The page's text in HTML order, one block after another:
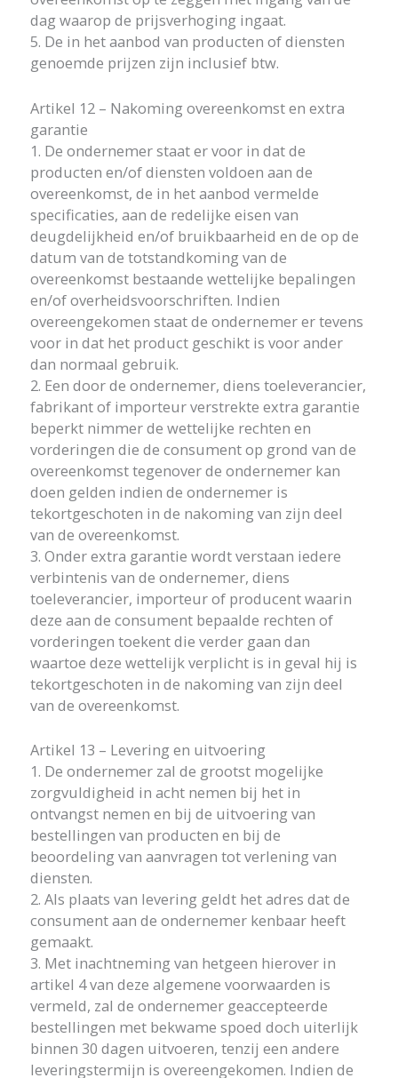
dag waarop de prijsverhoging ingaat.
5. De in het aanbod van producten of diensten
genoemde prijzen zijn inclusief btw.
Artikel 12 – Nakoming overeenkomst en extra
garantie
1. De ondernemer staat er voor in dat de
producten en/of diensten voldoen aan de
overeenkomst, de in het aanbod vermelde
specificaties, aan de redelijke eisen van
deugdelijkheid en/of bruikbaarheid en de op de
datum van de totstandkoming van de
overeenkomst bestaande wettelijke bepalingen
en/of overheidsvoorschriften. Indien
overeengekomen staat de ondernemer er tevens
voor in dat het product geschikt is voor ander
dan normaal gebruik.
2. Een door de ondernemer, diens toeleverancier,
fabrikant of importeur verstrekte extra garantie
beperkt nimmer de wettelijke rechten en
vorderingen die de consument op grond van de
overeenkomst tegenover de ondernemer kan
doen gelden indien de ondernemer is
tekortgeschoten in de nakoming van zijn deel
van de overeenkomst.
3. Onder extra garantie wordt verstaan iedere
verbintenis van de ondernemer, diens
toeleverancier, importeur of producent waarin
deze aan de consument bepaalde rechten of
vorderingen toekent die verder gaan dan
waartoe deze wettelijk verplicht is in geval hij is
tekortgeschoten in de nakoming van zijn deel
van de overeenkomst.
Artikel 13 – Levering en uitvoering
1. De ondernemer zal de grootst mogelijke
zorgvuldigheid in acht nemen bij het in
ontvangst nemen en bij de uitvoering van
bestellingen van producten en bij de
beoordeling van aanvragen tot verlening van
diensten.
2. Als plaats van levering geldt het adres dat de
consument aan de ondernemer kenbaar heeft
gemaakt.
3. Met inachtneming van hetgeen hierover in
artikel 4 van deze algemene voorwaarden is
vermeld, zal de ondernemer geaccepteerde
bestellingen met bekwame spoed doch uiterlijk
binnen 30 dagen uitvoeren, tenzij een andere
leveringstermijn is overeengekomen. Indien de